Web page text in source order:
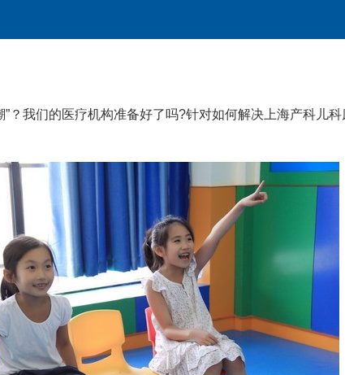
？我们的医疗机构准备好了吗?针对如何解决上海产科儿